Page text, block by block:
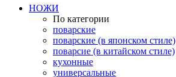
НОЖИ
По категории
поварские
поварские (в японском стиле)
поварсие (в китайском стиле)
кухонные
универсальные